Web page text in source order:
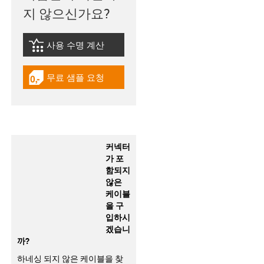
지 않으신가요?
igus-icon-lebensdauerrechner
사용 수명 계산
igus-icon-gratismuster
무료 샘플 요청
커넥터
가 포
함되지
않은
케이블
을 구
입하시
겠습니
까?
하네싱 되지 않은 케이블을 찾